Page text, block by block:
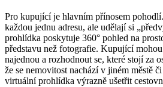
Pro kupující je hlavním přínosem
každou jednu adresu, ale udělají si
prohlídka poskytuje 360° pohled na
představu než fotografie. Kupující
najednou a rozhodnout se, které stojí za
že se nemovitost nachází v jiném městě
virtuální prohlídka výrazně ušetřit